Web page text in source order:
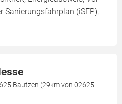
Sanierungsfahrplan (iSFP),
Bautzen (29km von 02625